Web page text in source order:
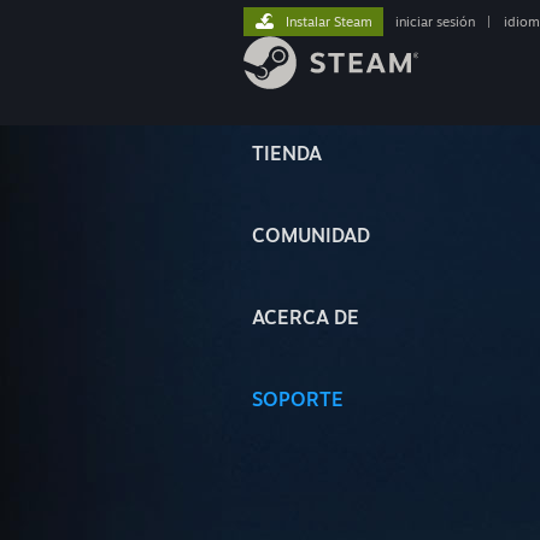
TIENDA
COMUNIDAD
ACERCA DE
SOPORTE
Instalar Steam iniciar sesión